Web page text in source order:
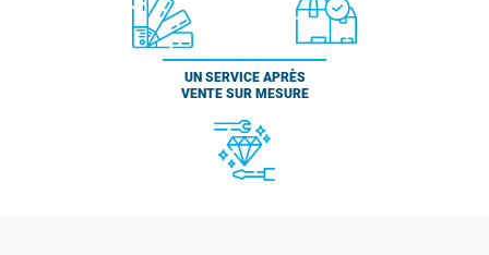
UN SERVICE APRÈS
VENTE SUR MESURE